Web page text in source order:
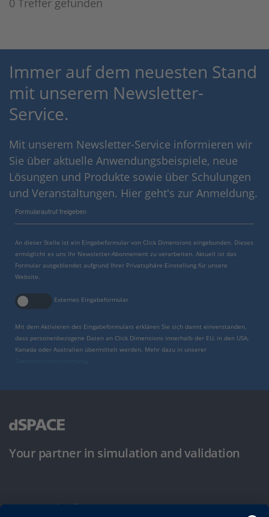
0 Treffer gefunden
Immer auf dem neuesten Stand
mit unserem Newsletter-
Service.
Mit unserem Newsletter-Service informieren wir
Sie über aktuelle Anwendungsbeispiele, neue
Lösungen und Produkte sowie über Schulungen
und Veranstaltungen. Hier geht's zur Anmeldung.
Formularaufruf freigeben
An dieser Stelle ist ein Eingabeformular von Click Dimensions eingebunden. Dieses
ermöglicht es uns Ihr Newsletter-Abonnement zu verarbeiten. Aktuell ist das
Formular ausgeblendet aufgrund Ihrer Privatsphäre-Einstellung für unsere
Website.
Externes Eingabeformular
Mit dem Aktivieren des Eingabeformulars erklären Sie sich damit einverstanden,
dass personenbezogene Daten an Click Dimensions innerhalb der EU, in den USA,
Kanada oder Australien übermittelt werden. Mehr dazu in unserer
Your partner in simulation and validation
Nutzungsbedingungen